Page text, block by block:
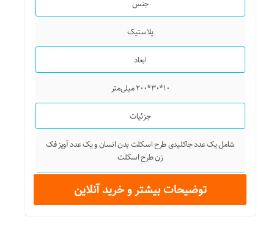
جنس
پلاستیک
ابعاد
۱۰*۳۰*۲۰۰ میلی‌متر
جزئیات
شامل یک عدد جاکلیدی طرح اسکلت بدن انسان و یک عدد آویز فک
زن طرح اسکلت
کشور تولید کننده
توضیحات بیشتر و خرید آنلاین